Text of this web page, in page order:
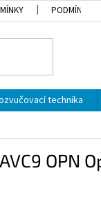
PODMÍNKY
technika
OPN